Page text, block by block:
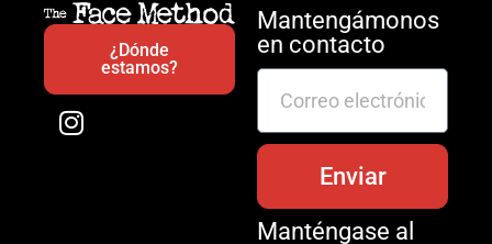
¿Dónde
estamos?
Mantengámonos
en contacto
Enviar
Manténgase al